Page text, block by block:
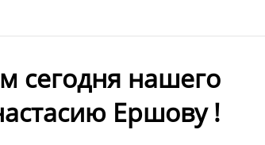
сегодня нашего
Ершову !